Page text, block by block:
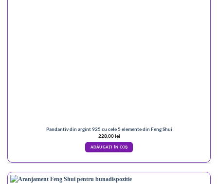
Pandantiv din argint 925 cu cele 5 elemente din Feng Shui
228,00lei
ADĂUGAȚI ÎN COȘ